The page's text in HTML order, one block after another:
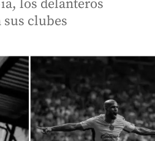
los delanteros
clubes